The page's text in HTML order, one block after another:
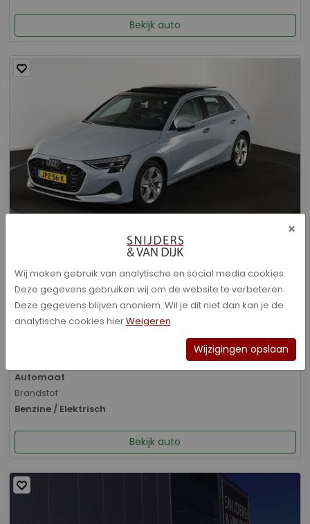
Bekijk auto
Audi A3 - Sportback 40 TFSI e Advanced edition
Bouwjaar
01-2026
Kilometerstand
Automaat
Brandstof
Benzine / Elektrisch
Bekijk auto
×
Wij maken gebruik van analytische en social media cookies.
Deze gegevens gebruiken wij om de website te verbeteren.
Deze gegevens blijven anoniem. Wil je dit niet dan kan je de
analytische cookies hierWeigeren
Wijzigingen opslaan